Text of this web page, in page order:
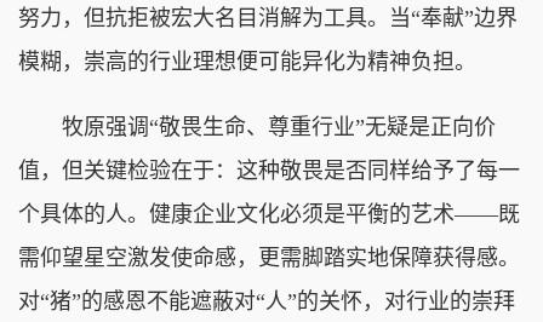
努力，但抗拒被宏大名目消解为工具。当“奉献”边界
模糊，崇高的行业理想便可能异化为精神负担。
牧原强调“敬畏生命、尊重行业”无疑是正向价
值，但关键检验在于：这种敬畏是否同样给予了每一
个具体的人。健康企业文化必须是平衡的艺术——既
需仰望星空激发使命感，更需脚踏实地保障获得感。
对“猪”的感恩不能遮蔽对“人”的关怀，对行业的崇拜